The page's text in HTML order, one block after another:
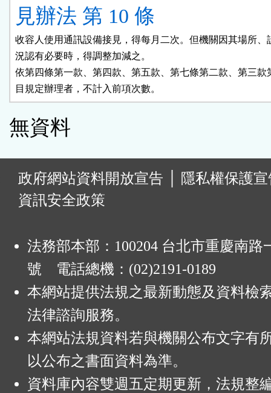
見辦法 第 10 條
收容人使用通訊設備接見，得每月二次。但機關因其場所、
況認有必要時，得調整加減之。
依第四條第一款、第四款、第五款、第七條第二款、第三款
目規定辦理者，不計入前項次數。
無資料
政府網站資料開放宣告
隱私權保護
資訊安全政策
法務部本部：100204 台北市重慶南路
號 電話總機：(02)2191-0189
本網站提供法規之最新動態及資料檢
法律諮詢服務。
本網站法規資料若與機關公布文字有
以公布之書面資料為準。
資料庫內容雙週五定期更新，法規整